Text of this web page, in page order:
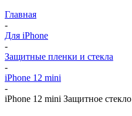
Главная
-
Для iPhone
-
Защитные пленки и стекла
-
iPhone 12 mini
-
iPhone 12 mini Защитное стекло